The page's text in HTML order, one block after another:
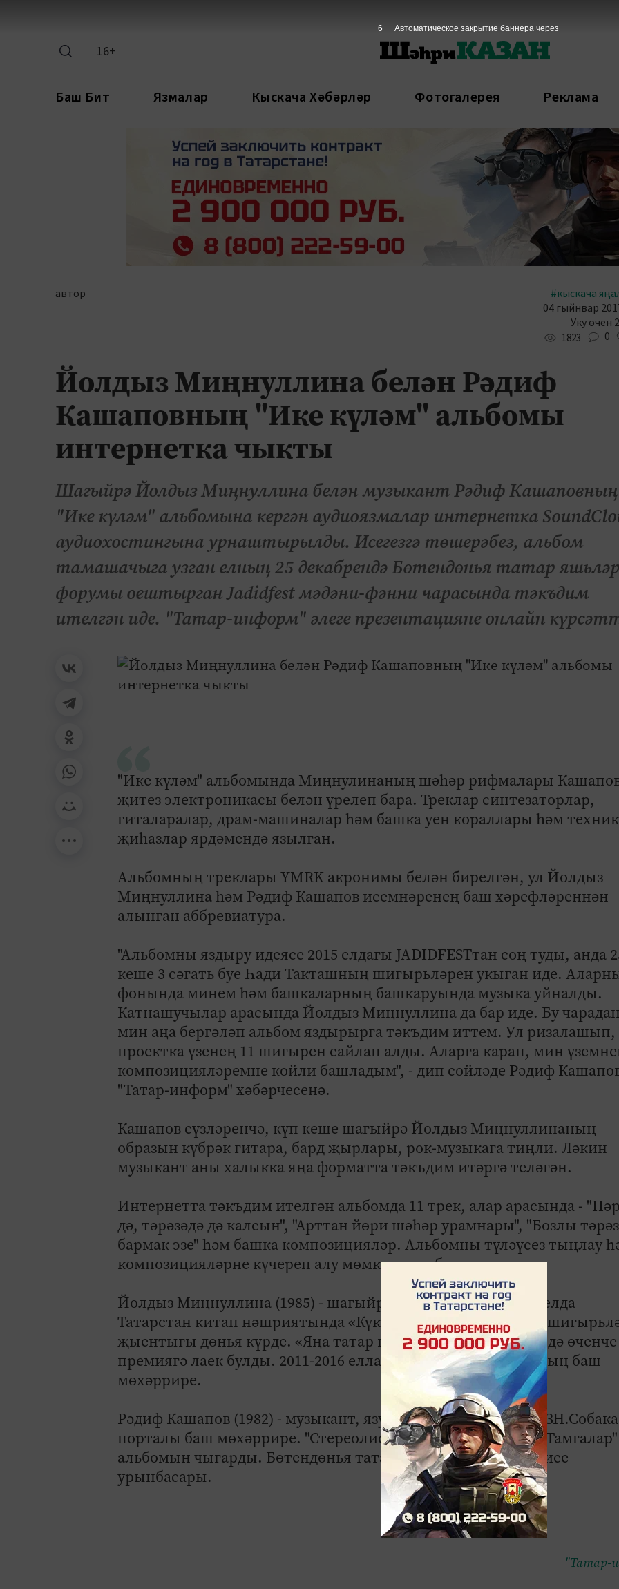
16+
Баш Бит Язмалар Кыскача Хәбәрләр Фотогалерея Реклама
автор
#кыскача
04 гыйнвар
Уку өчен
1823 0
Йолдыз Миңнуллина белән Рәдиф
Кашаповның "Ике күләм" альбомы
интернетка чыкты
Шагыйрә Йолдыз Миңнуллина белән музыкант Рәдиф Кашаповның
"Ике күләм" альбомына кергән аудиоязмалар интернетка
аудиохостингына урнаштырылды. Исегезгә төшерәбез, альбом
тамашачыга узган елның 25 декабрендә Бөтендөнья татар
форумы оештырган Jadidfest мәдәни-фәнни чарасында тәкъдим
ителгән иде. "Татар-информ" әлеге презентацияне онлайн
"Ике күләм" альбомында Миңнулинаның шәһәр рифмалары
җитез электроникасы белән үрелеп бара. Треклар синтезаторлар,
гиталаралар, драм-машиналар һәм башка уен кораллары һәм техник
җиһазлар ярдәмендә язылган.
Альбомның треклары YMRK акронимы белән бирелгән, ул Йолдыз
Миңнуллина һәм Рәдиф Кашапов исемнәренең баш хәрефләреннән
алынган аббревиатура.
"Альбомны яздыру идеясе 2015 елдагы JADIDFESTтан соң туды, анда
кеше 3 сәгать буе Һади Такташның шигырьләрен укыган иде.
фонында минем һәм башкаларның башкаруында музыка уйналды.
Катнашучылар арасында Йолдыз Миңнуллина да бар иде. Бу
мин аңа бергәләп альбом яздырырга тәкъдим иттем. Ул ризалашып,
проектка үзенең 11 шигырен сайлап алды. Аларга карап, мин
композицияләремне көйли башладым", - дип сөйләде Рәдиф
"Татар-информ" хәбәрчесенә.
Кашапов сүзләренчә, күп кеше шагыйрә Йолдыз Миңнуллинаның
образын күбрәк гитара, бард җырлары, рок-музыкага тиңли. Ләкин
музыкант аны халыкка яңа форматта тәкъдим итәргә теләгән.
Интернетта тәкъдим ителгән альбомда 11 трек, алар арасында -
дә, тәрәзәдә дә калсын", "Арттан йөри шәһәр урамнары", "Бозлы
бармак эзе" һәм башка композицияләр. Альбомны түләүсез тыңлау
композицияләрне күчереп алу мөмкинлеге бар.
Йолдыз Миңнуллина (1985) - шагыйрә. Казанда туган. 2011 елда
Татарстан китап нәшриятында «Күк тирмәсе» дип аталган
җыентыгы дөнья күрде. «Яңа татар пьесасы-2007» бәйгесендә өченче
премиягә лаек булды. 2011-2016 елларда "Ялкын" журналының баш
мөхәррире.
Рәдиф Кашапов (1982) - музыкант, язучы һәм журналист,
порталы баш мөхәррире. "Стереолистья" романы авторы, "Тамгалар"
альбомын чыгарды. Бөтендөнья татар яшьләре форумы рәисе
урынбасары.
"Татар-
5 Автоматическое закрытие баннера через